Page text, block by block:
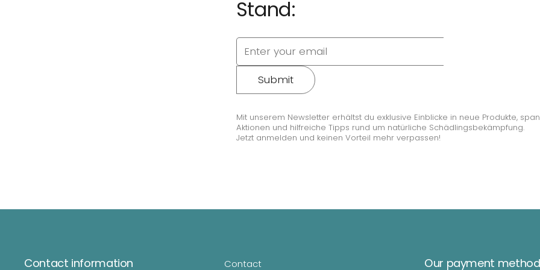
Stand:
Submit
Mit unserem Newsletter erhältst du exklusive Einblicke in neue Produkte,
Aktionen und hilfreiche Tipps rund um natürliche Schädlingsbekämpfung.
Jetzt anmelden und keinen Vorteil mehr verpassen!
Contact information Contact Our payment